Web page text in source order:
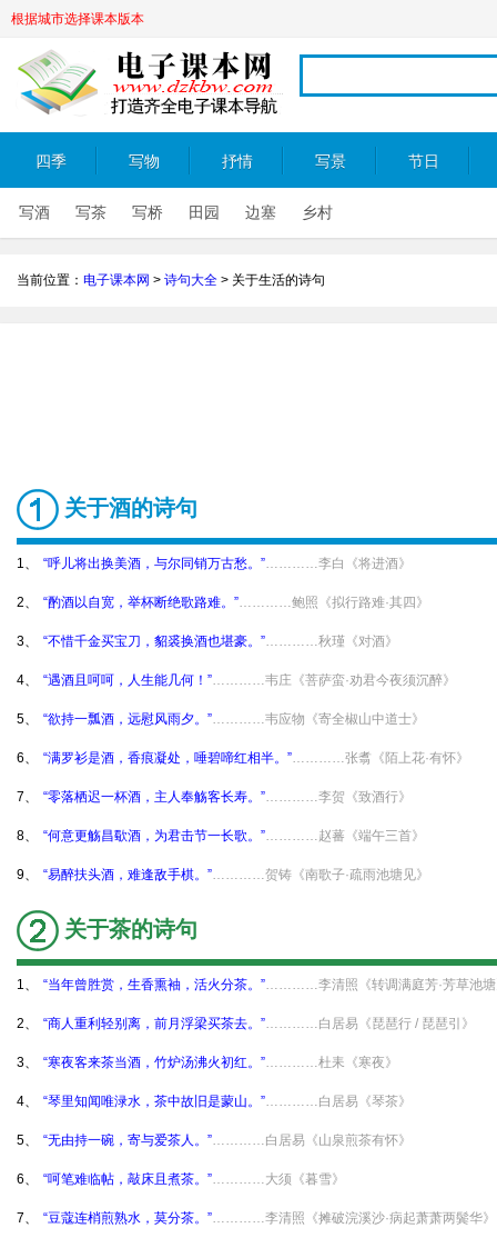
根据城市选择课本版本
四季 写物 抒情 写景 节日
写酒 写茶 写桥 田园 边塞 乡村
当前位置： 电子课本网 > 诗句大全 > 关于生活的诗句
关于酒的诗句
1、 “呼儿将出换美酒，与尔同销万古愁。”…………李白《将进酒》
2、 “酌酒以自宽，举杯断绝歌路难。”…………鲍照《拟行路难·其四》
3、 “不惜千金买宝刀，貂裘换酒也堪豪。”…………秋瑾《对酒》
4、 “遇酒且呵呵，人生能几何！”…………韦庄《菩萨蛮·劝君今夜须沉醉》
5、 “欲持一瓢酒，远慰风雨夕。”…………韦应物《寄全椒山中道士》
6、 “满罗衫是酒，香痕凝处，唾碧啼红相半。”…………张翥《陌上花·有怀》
7、 “零落栖迟一杯酒，主人奉觞客长寿。”…………李贺《致酒行》
8、 “何意更觞昌歜酒，为君击节一长歌。”…………赵蕃《端午三首》
9、 “易醉扶头酒，难逢敌手棋。”…………贺铸《南歌子·疏雨池塘见》
关于茶的诗句
1、 “当年曾胜赏，生香熏袖，活火分茶。”…………李清照《转调满庭芳·芳草池
2、 “商人重利轻别离，前月浮梁买茶去。”…………白居易《琵琶行 / 琵琶引》
3、 “寒夜客来茶当酒，竹炉汤沸火初红。”…………杜耒《寒夜》
4、 “琴里知闻唯渌水，茶中故旧是蒙山。”…………白居易《琴茶》
5、 “无由持一碗，寄与爱茶人。”…………白居易《山泉煎茶有怀》
6、 “呵笔难临帖，敲床且煮茶。”…………大须《暮雪》
7、 “豆蔻连梢煎熟水，莫分茶。”…………李清照《摊破浣溪沙·病起萧萧两鬓华》